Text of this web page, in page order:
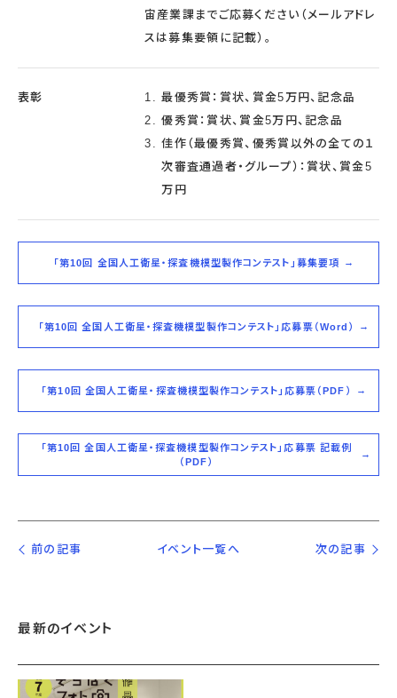
宙産業課までご応募ください（メールアドレ
スは募集要領に記載）。
表彰
最優秀賞：賞状、賞金5万円、記念品
優秀賞：賞状、賞金5万円、記念品
佳作（最優秀賞、優秀賞以外の全ての１
次審査通過者・グループ）：賞状、賞金5
万円
「第10回 全国人工衛星・探査機模型製作コンテスト」募集要項
「第10回 全国人工衛星・探査機模型製作コンテスト」応募票（Word）
「第10回 全国人工衛星・探査機模型製作コンテスト」応募票（PDF）
「第10回 全国人工衛星・探査機模型製作コンテスト」応募票 記載例
（PDF）
前の記事 イベント一覧へ 次の記事
最新のイベント